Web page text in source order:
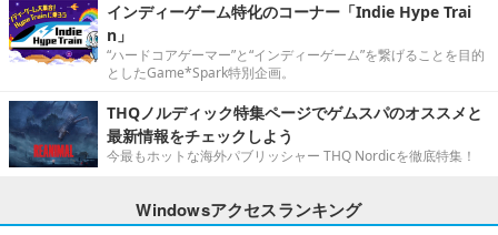
インディーゲーム特化のコーナー「Indie Hype Trai
n」
“ハードコアゲーマー”と“インディーゲーム”を繋げることを目的
としたGame*Spark特別企画。
THQノルディック特集ページでゲムスパのオススメと
最新情報をチェックしよう
今最もホットな海外パブリッシャー THQ Nordicを徹底特集！
Windowsアクセスランキング